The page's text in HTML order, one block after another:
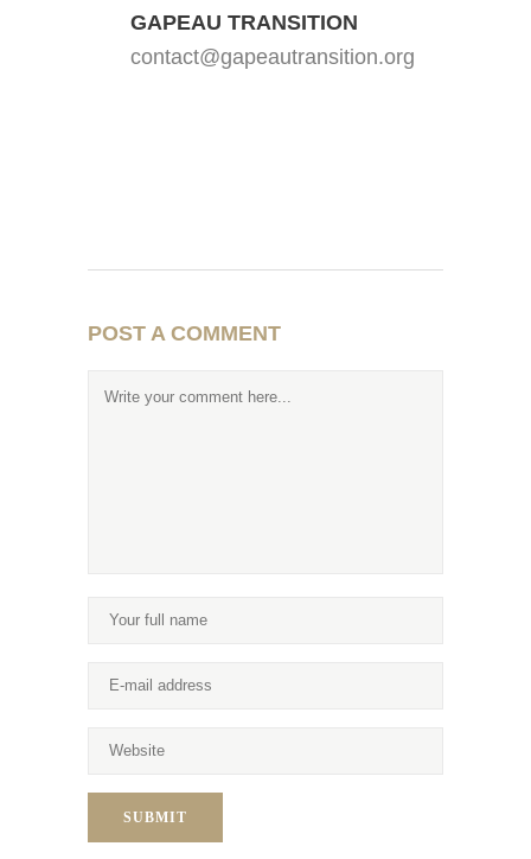
GAPEAU TRANSITION
contact@gapeautransition.org
POST A COMMENT